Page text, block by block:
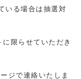
いる場合は抽選対
限らせていただき
ジで連絡いたしま